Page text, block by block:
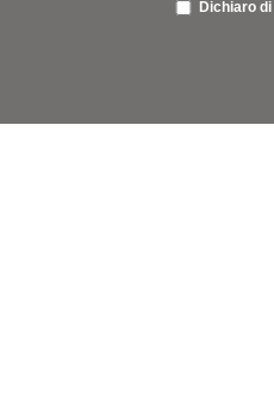
Dichiaro